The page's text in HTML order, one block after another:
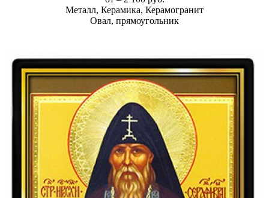
Металл, Керамика, Керамогранит
Овал, прямоугольник